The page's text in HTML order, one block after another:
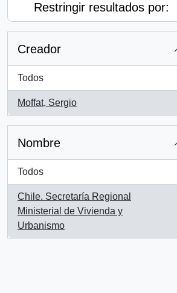
Restringir resultados por:
Creador
Todos
Moffat, Sergio
, 1 resultados
Nombre
Todos
Chile. Secretaría Regional
Ministerial de Vivienda y
Urbanismo
, 1 resultados